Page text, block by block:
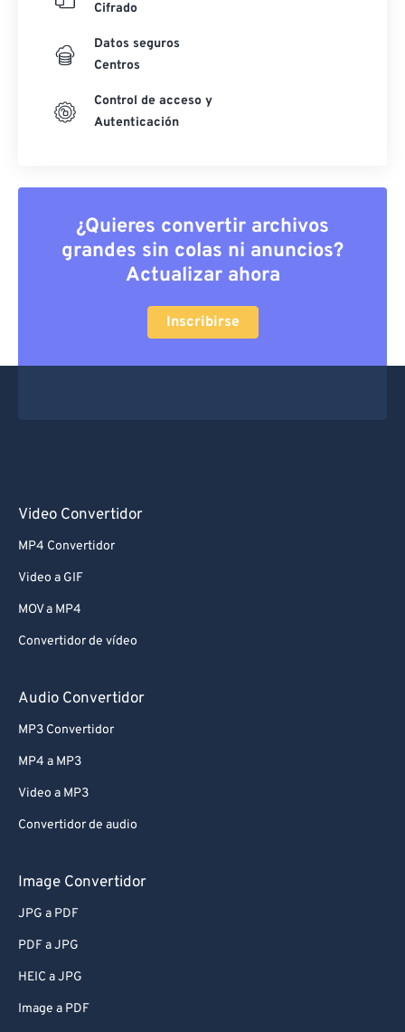
Cifrado
Datos seguros
Centros
Control de acceso y
Autenticación
¿Quieres convertir archivos
grandes sin colas ni anuncios?
Actualizar ahora
Inscribirse
Video Convertidor
MP4 Convertidor
Video a GIF
MOV a MP4
Convertidor de vídeo
Audio Convertidor
MP3 Convertidor
MP4 a MP3
Video a MP3
Convertidor de audio
Image Convertidor
JPG a PDF
PDF a JPG
HEIC a JPG
Image a PDF